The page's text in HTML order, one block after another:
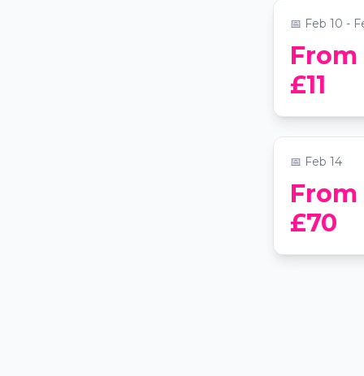
📅 Feb 10 -
From
£11
Smith’s
📍Smith's
📅 Feb 14
From
£70